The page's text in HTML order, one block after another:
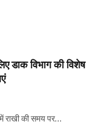
डाक विभाग की विशेष
राखी की समय पर…